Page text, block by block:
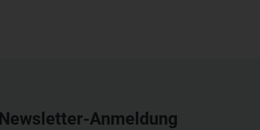
Newsletter-Anmeldung